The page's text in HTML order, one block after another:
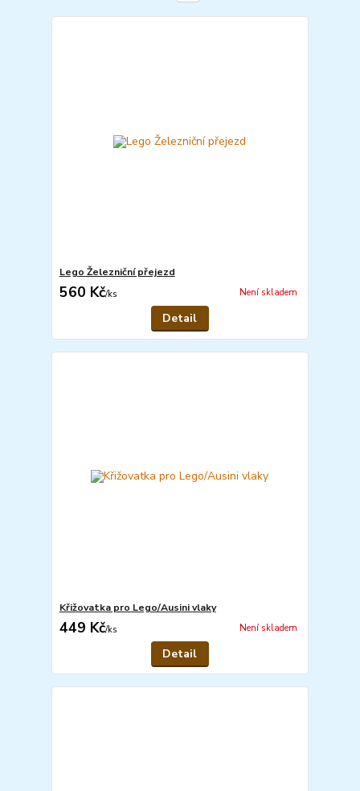
Lego Železniční přejezd
560 Kč/ks Není skladem
Detail
Křižovatka pro Lego/Ausini vlaky
449 Kč/ks Není skladem
Detail